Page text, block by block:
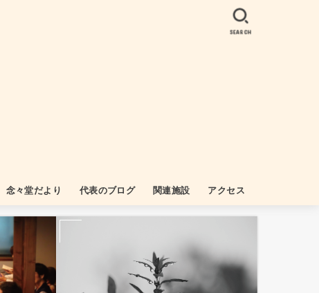
念々堂だより 代表のブログ 関連施設 アクセス
SEARCH